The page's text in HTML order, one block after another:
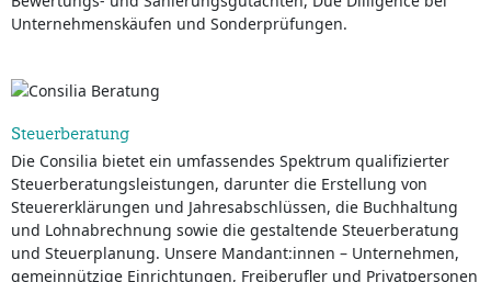
Unternehmenskäufen und Sonderprüfungen.
Steuerberatung
Die Consilia bietet ein umfassendes Spektrum qualifizierter
Steuerberatungsleistungen, darunter die Erstellung von
Steuererklärungen und Jahresabschlüssen, die Buchhaltung
und Lohnabrechnung sowie die gestaltende Steuerberatung
und Steuerplanung. Unsere Mandant:innen – Unternehmen,
gemeinnützige Einrichtungen, Freiberufler und Privatpersonen